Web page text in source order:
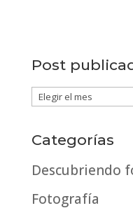
Post
Post
por
fecha
Categorías
Descubriendo
Fotografía